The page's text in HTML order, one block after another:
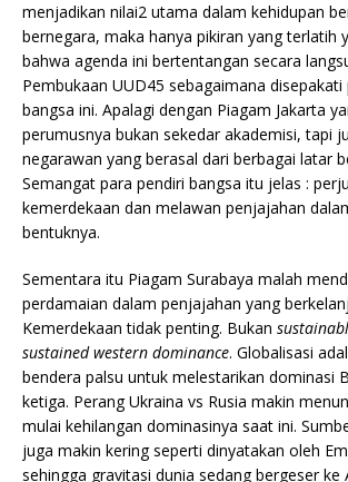
menjadikan nilai2 utama dalam kehidupan
bernegara, maka hanya pikiran yang terlatih
bahwa agenda ini bertentangan secara
Pembukaan UUD45 sebagaimana disepakati
bangsa ini. Apalagi dengan Piagam Jakarta
perumusnya bukan sekedar akademisi, tapi
negarawan yang berasal dari berbagai latar
Semangat para pendiri bangsa itu jelas :
kemerdekaan dan melawan penjajahan
bentuknya.
Sementara itu Piagam Surabaya malah
perdamaian dalam penjajahan yang
Kemerdekaan tidak penting. Bukan
sustained western dominance. Globalisasi
bendera palsu untuk melestarikan dominasi
ketiga. Perang Ukraina vs Rusia makin
mulai kehilangan dominasinya saat ini.
juga makin kering seperti dinyatakan oleh
sehingga gravitasi dunia sedang bergeser ke